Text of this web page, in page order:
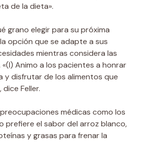
de la dieta».
grano elegir para su próxima
opción que se adapte a sus
mientras considera las
Animo a los pacientes a honrar
y disfrutar de los alimentos que
Feller.
médicas como los
prefiere el sabor del arroz blanco,
y grasas para frenar la